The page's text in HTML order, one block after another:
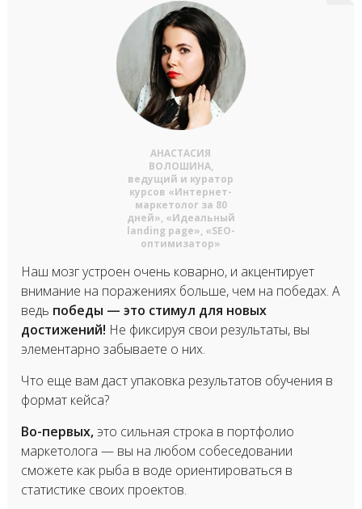
АНАСТАСИЯ
ВОЛОШИНА,
ведущий и куратор
курсов «Интернет-
маркетолог за 80
дней», «Идеальный
landing page», «SEO-
оптимизатор»
Наш мозг устроен очень коварно, и акцентирует
внимание на поражениях больше, чем на победах. А
ведь победы — это стимул для новых
достижений! Не фиксируя свои результаты, вы
элементарно забываете о них.
Что еще вам даст упаковка результатов обучения в
формат кейса?
Во-первых,это сильная строка в портфолио
маркетолога — вы на любом собеседовании
сможете как рыба в воде ориентироваться в
статистике своих проектов.